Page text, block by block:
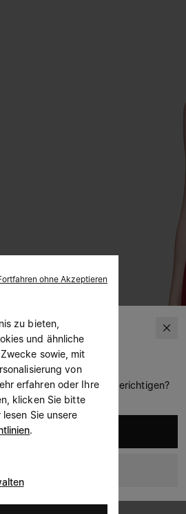
Ihren Aufenthaltsort berichtigen?
ohne Akzeptieren
zu bieten,
und ähnliche
sowie, mit
von
erfahren oder Ihre
klicken Sie bitte
Sie unsere
.